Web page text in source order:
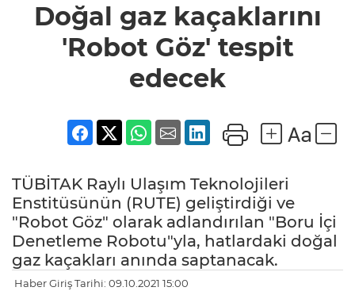
tespit
edecek
Doğal gaz kaçaklarını
'Robot Göz' tespit
edecek
TÜBİTAK Raylı Ulaşım Teknolojileri
Enstitüsünün (RUTE) geliştirdiği ve
"Robot Göz" olarak adlandırılan "Boru İçi
Denetleme Robotu"yla, hatlardaki doğal
gaz kaçakları anında saptanacak.
Haber Giriş Tarihi: 09.10.2021 15:00